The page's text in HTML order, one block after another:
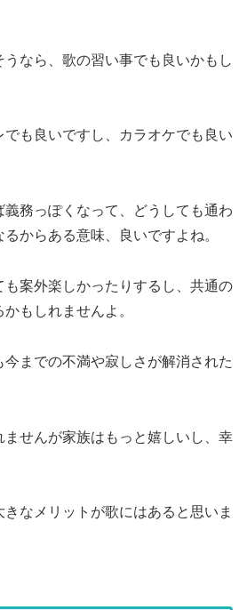
うなら、歌の習い事でも良いかもし
も良いですし、カラオケでも良い
務っぽくなって、どうしても通わ
からある意味、良いですよね。
案外楽しかったりするし、共通の
もしれませんよ。
までの不満や寂しさが解消された
せんが家族はもっと嬉しいし、幸
なメリットが歌にはあると思いま